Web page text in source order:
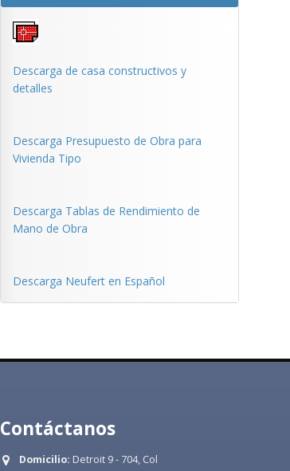
Descarga de casa constructivos y
detalles
Descarga Presupuesto de Obra para
Vivienda Tipo
Descarga Tablas de Rendimiento de
Mano de Obra
Descarga Neufert en Español
Contáctanos
Domicilio: Detroit 9 - 704, Col